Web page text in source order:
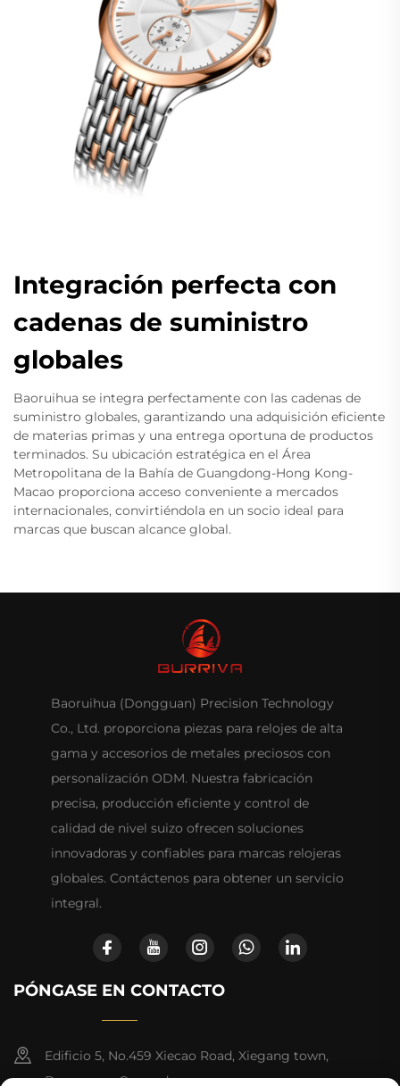
Integración perfecta con
cadenas de suministro
globales
Baoruihua se integra perfectamente con las cadenas de
suministro globales, garantizando una adquisición eficiente
de materias primas y una entrega oportuna de productos
terminados. Su ubicación estratégica en el Área
Metropolitana de la Bahía de Guangdong-Hong Kong-
Macao proporciona acceso conveniente a mercados
internacionales, convirtiéndola en un socio ideal para
marcas que buscan alcance global.
Baoruihua (Dongguan) Precision Technology
Co., Ltd. proporciona piezas para relojes de alta
gama y accesorios de metales preciosos con
personalización ODM. Nuestra fabricación
precisa, producción eficiente y control de
calidad de nivel suizo ofrecen soluciones
innovadoras y confiables para marcas relojeras
globales. Contáctenos para obtener un servicio
integral.
PÓNGASE EN CONTACTO
Edificio 5, No.459 Xiecao Road, Xiegang town,
Dongguan, Guangdong